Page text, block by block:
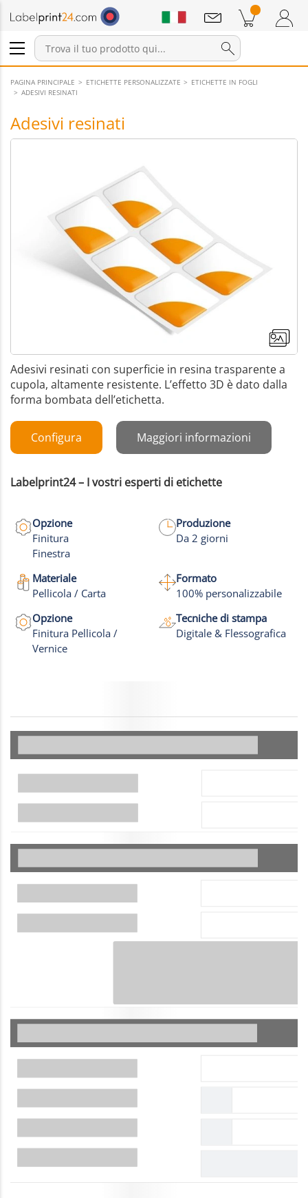
Accedi / Registrati
Prodotti nel carrello
Annunci
PAGINA PRINCIPALE ETICHETTE PERSONALIZZATE
ETICHETTE IN FOGLI
ADESIVI RESINATI
Adesivi resinati
Altre foto
Adesivi resinati con superficie in resina trasparente a
cupola, altamente resistente. L’effetto 3D è dato dalla
forma bombata dell’etichetta.
Configura Maggiori informazioni
Labelprint24 – I vostri esperti di etichette
Opzione
Finitura
Finestra
Produzione
Da 2 giorni
Materiale
Pellicola / Carta
Formato
100% personalizzabile
Opzione
Finitura Pellicola /
Vernice
Tecniche di stampa
Digitale & Flessografica